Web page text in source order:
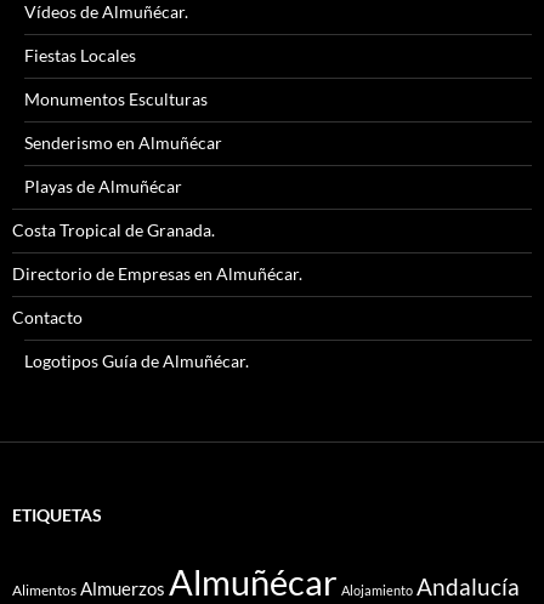
Vídeos de Almuñécar.
Fiestas Locales
Monumentos Esculturas
Senderismo en Almuñécar
Playas de Almuñécar
Costa Tropical de Granada.
Directorio de Empresas en Almuñécar.
Contacto
Logotipos Guía de Almuñécar.
ETIQUETAS
Alimentos Almuerzos Almuñécar Alojamiento Andalucía